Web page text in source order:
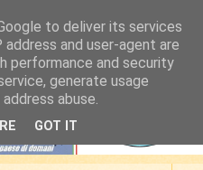
to deliver its services
and user-agent are
performance and security
generate usage
abuse.
GOT IT